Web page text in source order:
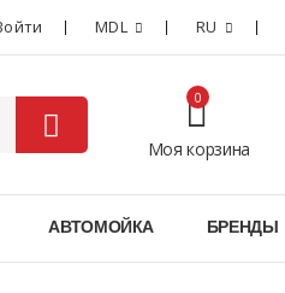
MDL RU
Моя корзина
0
АВТОМОЙКА БРЕНДЫ